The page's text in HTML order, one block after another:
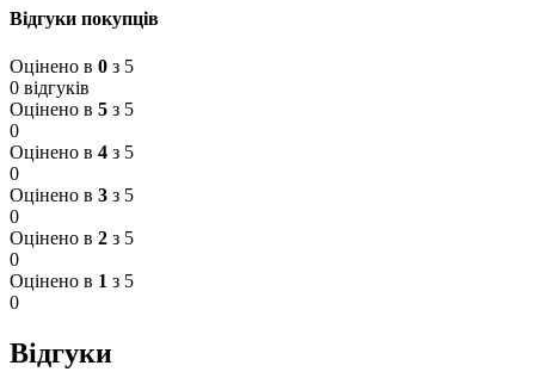
Відгуки покупців
Оцінено в 0 з 5
0 відгуків
Оцінено в 5 з 5
0
Оцінено в 4 з 5
0
Оцінено в 3 з 5
0
Оцінено в 2 з 5
0
Оцінено в 1 з 5
0
Відгуки